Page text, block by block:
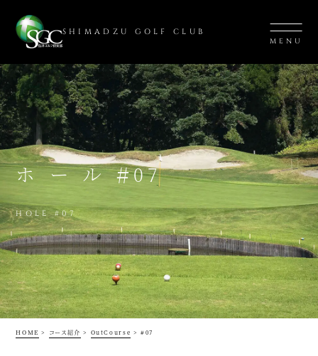
SHIMADZU GOLF CLUB
MENU
ホール#07
HOLE #07
HOME > コース紹介 > OutCourse > #07